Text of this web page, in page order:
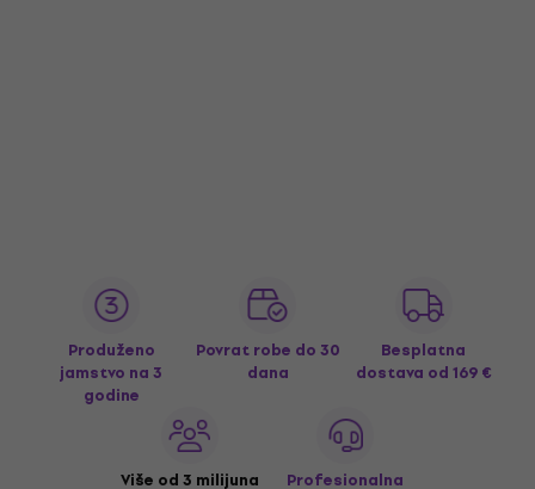
Produženo
jamstvo na 3
godine
Povrat robe do 30
dana
Besplatna
dostava od 169 €
Više od 3 milijuna
Profesionalna